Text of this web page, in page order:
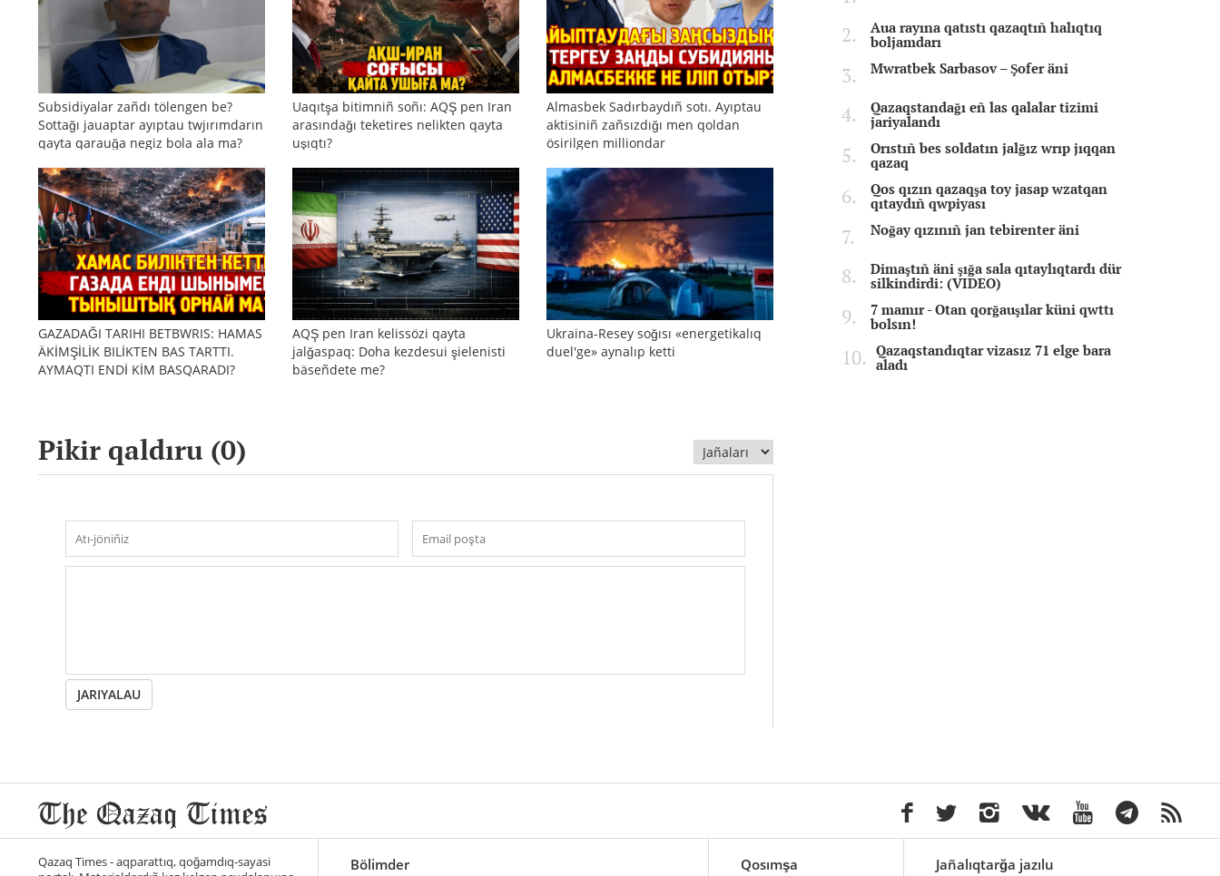
Subsidiyalar zañdı tölengen be?
Sottağı jauaptar ayıptau twjırımdarın
qayta qarauğa negiz bola ala ma?
Uaqıtşa bitimniñ soñı: AQŞ pen Iran
arasındağı teketires nelikten qayta
uşıqtı?
Almasbek Sadırbaydıñ sotı. Ayıptau
aktisiniñ zañsızdığı men qoldan
ösirilgen milliondar
GAZADAĞI TARIHI BETBWRIS: HAMAS
ÄKİMŞİLİK BILİKTEN BAS TARTTI.
AYMAQTI ENDİ KİM BASQARADI?
AQŞ pen Iran kelissözi qayta
jalğaspaq: Doha kezdesui şielenisti
bäseñdete me?
Ukraina-Resey soğısı «energetikalıq
duel'ge» aynalıp ketti
Pikir qaldıru (0)
JARIYALAU
Aua rayına qatıstı qazaqtıñ halıqtıq
boljamdarı
Mwratbek Sarbasov – Şofer äni
Qazaqstandağı eñ las qalalar tizimi
jariyalandı
Orıstıñ bes soldatın jalğız wrıp jıqqan
qazaq
Qos qızın qazaqşa toy jasap wzatqan
qıtaydıñ qwpiyası
Noğay qızınıñ jan tebirenter äni
Dimaştıñ äni şığa sala qıtaylıqtardı dür
silkindirdi: (VIDEO)
7 mamır - Otan qorğauşılar küni qwttı
bolsın!
Qazaqstandıqtar vizasız 71 elge bara
aladı
Qazaq Times - aqparattıq, qoğamdıq-sayasi
Bölimder Qosımşa Jañalıqtarğa jazılu